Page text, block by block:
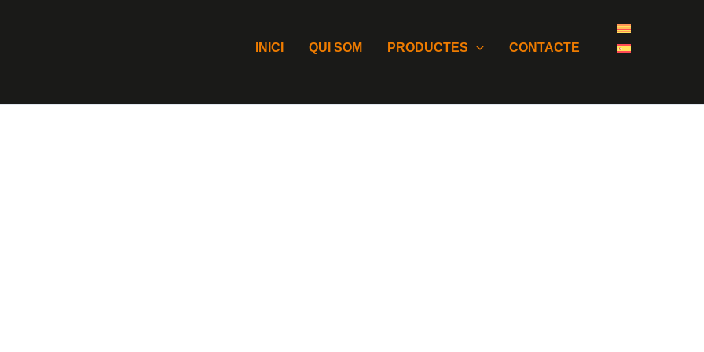
INICI QUI SOM PRODUCTES CONTACTE